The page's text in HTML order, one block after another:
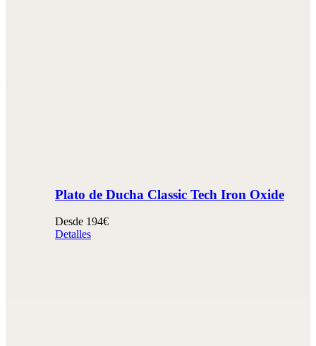
Plato de Ducha Classic Tech Iron Oxide
Desde 194€
Detalles